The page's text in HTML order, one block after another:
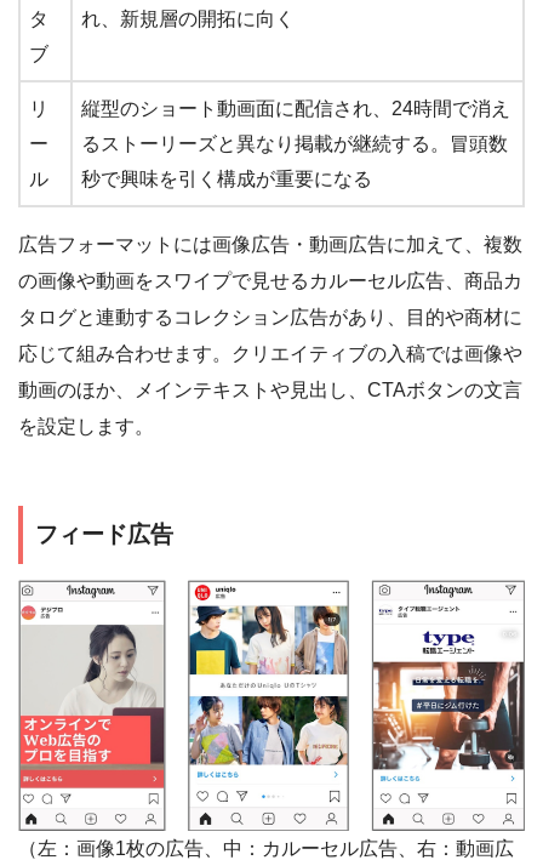
タ
ブ
れ、新規層の開拓に向く
リ
ー
ル
縦型のショート動画面に配信され、24時間で消え
るストーリーズと異なり掲載が継続する。冒頭数
秒で興味を引く構成が重要になる
広告フォーマットには画像広告・動画広告に加えて、複数
の画像や動画をスワイプで見せるカルーセル広告、商品カ
タログと連動するコレクション広告があり、目的や商材に
応じて組み合わせます。クリエイティブの入稿では画像や
動画のほか、メインテキストや見出し、CTAボタンの文言
を設定します。
フィード広告
（左：画像1枚の広告、中：カルーセル広告、右：動画広